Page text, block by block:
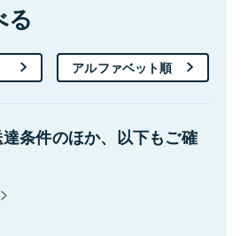
る
アルファベット順
条件のほか、以下もご確